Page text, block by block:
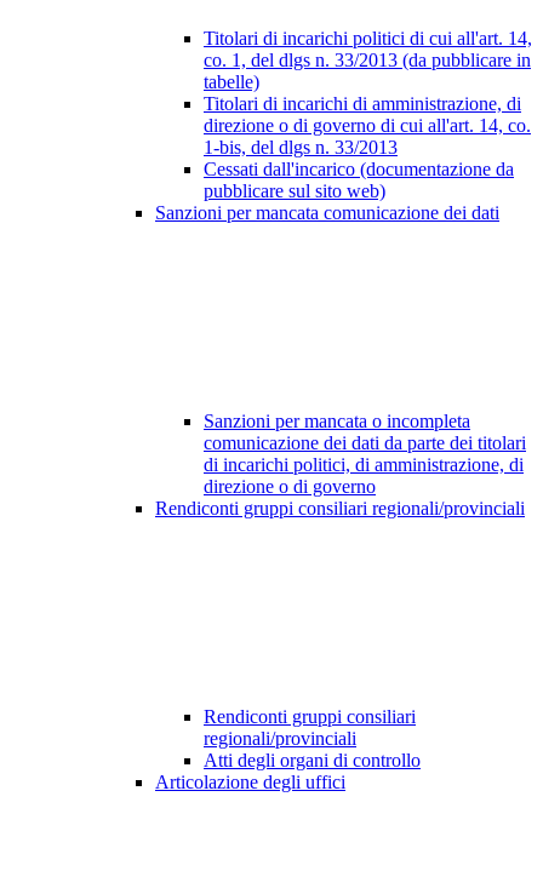
Titolari di incarichi politici di cui all'art. 14,
co. 1, del dlgs n. 33/2013 (da pubblicare in
tabelle)
Titolari di incarichi di amministrazione, di
direzione o di governo di cui all'art. 14, co.
1-bis, del dlgs n. 33/2013
Cessati dall'incarico (documentazione da
pubblicare sul sito web)
Sanzioni per mancata comunicazione dei dati
Sanzioni per mancata o incompleta
comunicazione dei dati da parte dei titolari
di incarichi politici, di amministrazione, di
direzione o di governo
Rendiconti gruppi consiliari regionali/provinciali
Rendiconti gruppi consiliari
regionali/provinciali
Atti degli organi di controllo
Articolazione degli uffici